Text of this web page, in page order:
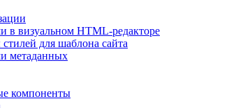
в визуальном HTML-редакторе
для шаблона сайта
метаданных
компоненты